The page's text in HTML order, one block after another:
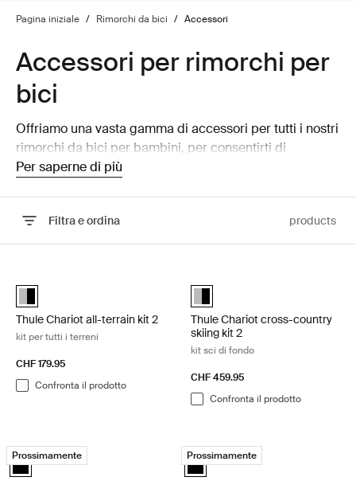
Pagina iniziale / Rimorchi da bici / Accessori
Accessori per rimorchi per
bici
Offriamo una vasta gamma di accessori per tutti i nostri
rimorchi da bici per bambini, per consentirti di
trascorrere il tempo con tuo figlio in modo ottimale.
Per saperne di più
Filtra e ordina products
Alu-Black (selected)
Thule Chariot all-terrain kit 2
kit per tutti i terreni
CHF 179.95
Confronta il prodotto
Thule Chariot cross-country
Thule Chariot cross-country
skiing kit 2
kit sci di fondo
CHF 459.95
Confronta il prodotto
Thule Chariot 2 bike holder portabici per bicicletta senza pedali Black
Prossimamente
Thule Chariot 2 bike holder Nero (selected)
Thule Chariot 2 bag adapter
Prossimamente
Thule Chariot 2 bag adapter